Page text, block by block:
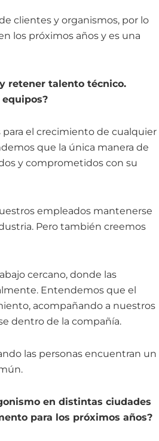
clientes y organismos, por lo
los próximos años y es una
retener talento técnico.
para el crecimiento de cualquier
que la única manera de
y comprometidos con su
empleados mantenerse
Pero también creemos
cercano, donde las
Entendemos que el
acompañando a nuestros
dentro de la compañía.
las personas encuentran un
en distintas ciudades
para los próximos años?